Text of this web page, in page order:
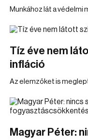
Munkához lát a védelmi
Tíz éve nem
infláció
Az elemzőket is
Magyar Péter: